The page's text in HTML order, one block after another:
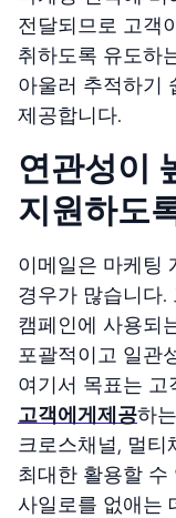
전달되므로 고객
취하도록 유도하
아울러 추적하기
제공합니다.
연관성이
지원하도
이메일은 마케팅
경우가 많습니다.
캠페인에 사용되
포괄적이고 일관
여기서 목표는
고객에게제공하
크로스채널, 멀티
최대한 활용할
사일로를 없애는